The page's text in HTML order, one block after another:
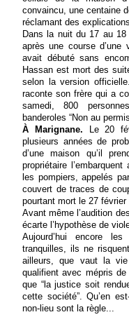
convaincu, une centaine
réclamant des
Dans la nuit du 17 au
après une course d’une
avait débuté sans
Hassan est mort des
selon la version
raconte son frère qui a
samedi, 800
banderoles “Non au
À Marignane. Le 20
plusieurs années de
d’une maison qu’il
propriétaire
les pompiers, appelés
couvert de traces de
pourtant mort le 27
Avant même l’audition
écarte l’hypothèse de
Aujourd’hui encore
tranquilles, ils ne
ailleurs, que vaut la
qualifient avec mépris de
que “la justice soit
cette société”. Qu’en
non-lieu sont la règle...